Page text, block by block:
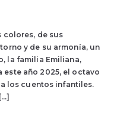
colores, de sus
y de su armonía, un
la familia Emiliana,
año 2025, el octavo
los cuentos infantiles.